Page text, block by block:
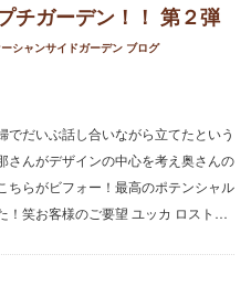
チガーデン！！ 第２弾
シャンサイドガーデン ブログ
だいぶ話し合いながら立てたという
さんがデザインの中心を考え奥さんの
ちらがビフォー！最高のポテンシャル
！笑お客様のご要望 ユッカ ロスト…